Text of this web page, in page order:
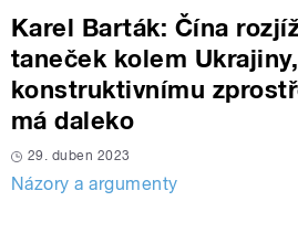
Karel Barták: Čína
taneček kolem
konstruktivnímu
má daleko
29. duben 2023
Názory a argumenty